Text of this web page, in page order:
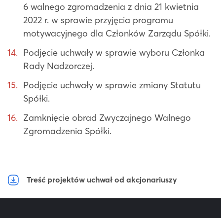
6 walnego zgromadzenia z dnia 21 kwietnia
2022 r. w sprawie przyjęcia programu
motywacyjnego dla Członków Zarządu Spółki.
Podjęcie uchwały w sprawie wyboru Członka
Rady Nadzorczej.
Podjęcie uchwały w sprawie zmiany Statutu
Spółki.
Zamknięcie obrad Zwyczajnego Walnego
Zgromadzenia Spółki.
Treść projektów uchwał od akcjonariuszy